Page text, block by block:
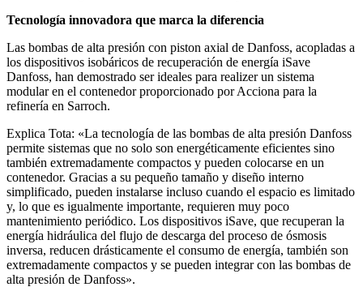
Tecnología innovadora que marca la diferencia
Las bombas de alta presión con piston axial de Danfoss, acopladas a
los dispositivos isobáricos de recuperación de energía iSave
Danfoss, han demostrado ser ideales para realizer un sistema
modular en el contenedor proporcionado por Acciona para la
refinería en Sarroch.
Explica Tota: «La tecnología de las bombas de alta presión Danfoss
permite sistemas que no solo son energéticamente eficientes sino
también extremadamente compactos y pueden colocarse en un
contenedor. Gracias a su pequeño tamaño y diseño interno
simplificado, pueden instalarse incluso cuando el espacio es limitado
y, lo que es igualmente importante, requieren muy poco
mantenimiento periódico. Los dispositivos iSave, que recuperan la
energía hidráulica del flujo de descarga del proceso de ósmosis
inversa, reducen drásticamente el consumo de energía, también son
extremadamente compactos y se pueden integrar con las bombas de
alta presión de Danfoss».